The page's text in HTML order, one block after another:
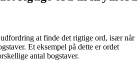
at finde det rigtige ord, især når
Et eksempel på dette er ordet
antal bogstaver.